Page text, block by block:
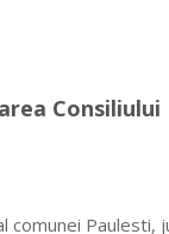
comunei Paulesti,